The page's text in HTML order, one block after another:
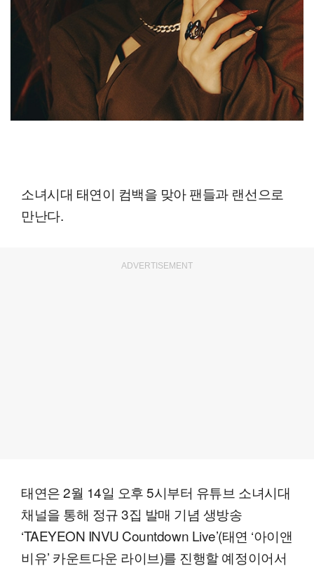
소녀시대 태연이 컴백을 맞아 팬들과 랜선으로
만난다.
ADVERTISEMENT
태연은 2월 14일 오후 5시부터 유튜브 소녀시대
채널을 통해 정규 3집 발매 기념 생방송
‘TAEYEON INVU Countdown Live’(태연 ‘아이앤
비유’ 카운트다운 라이브)를 진행할 예정이어서